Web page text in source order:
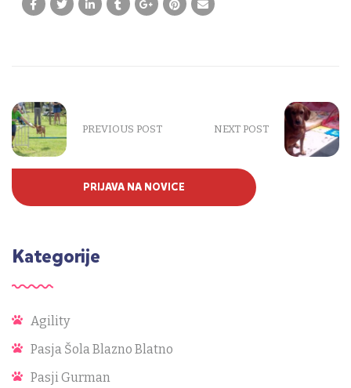
PREVIOUS POST NEXT POST
PRIJAVA NA NOVICE
Kategorije
Agility
Pasja Šola Blazno Blatno
Pasji Gurman